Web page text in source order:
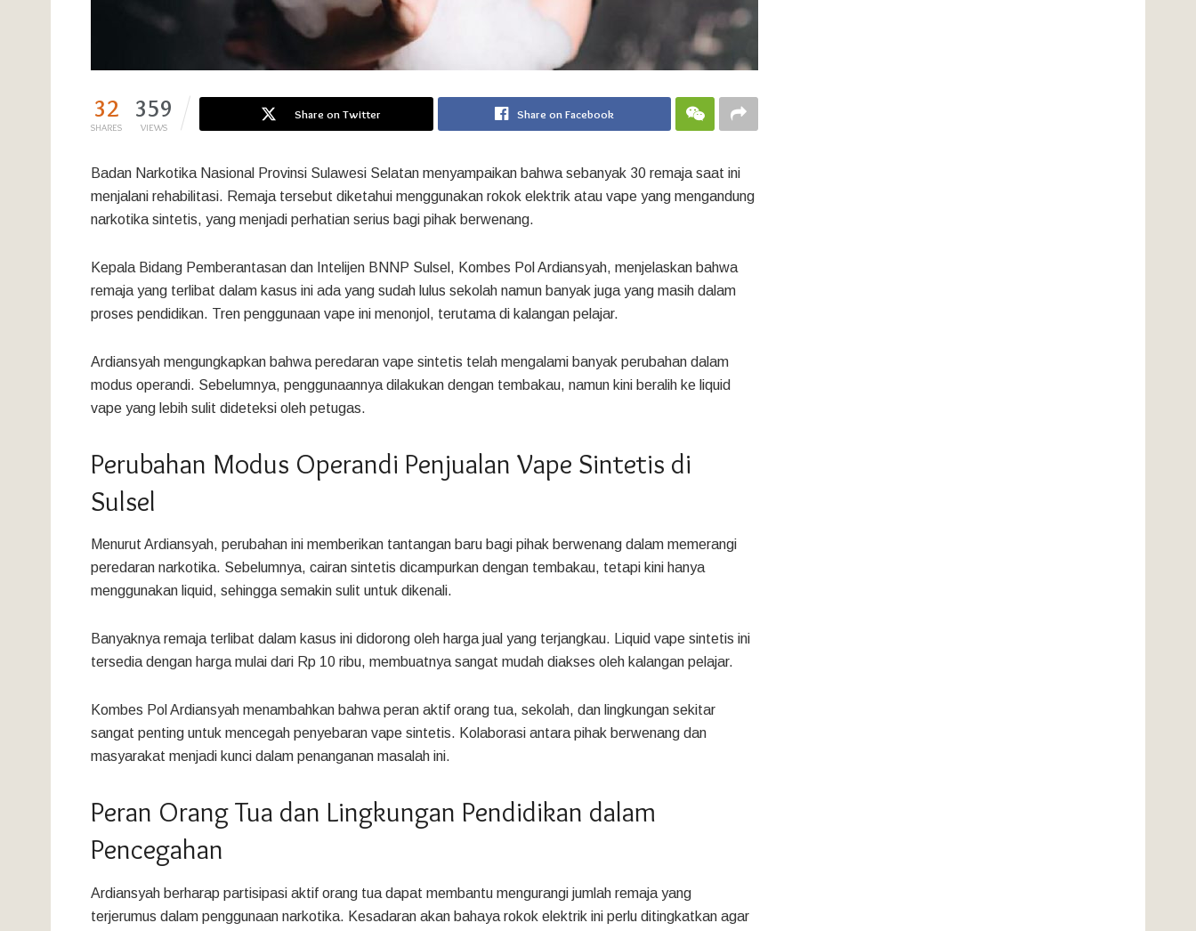
32
SHARES
359
VIEWS
Share on Twitter Share on Facebook
Badan Narkotika Nasional Provinsi Sulawesi Selatan menyampaikan bahwa sebanyak 30 remaja saat ini
menjalani rehabilitasi. Remaja tersebut diketahui menggunakan rokok elektrik atau vape yang mengandung
narkotika sintetis, yang menjadi perhatian serius bagi pihak berwenang.
Kepala Bidang Pemberantasan dan Intelijen BNNP Sulsel, Kombes Pol Ardiansyah, menjelaskan bahwa
remaja yang terlibat dalam kasus ini ada yang sudah lulus sekolah namun banyak juga yang masih dalam
proses pendidikan. Tren penggunaan vape ini menonjol, terutama di kalangan pelajar.
Ardiansyah mengungkapkan bahwa peredaran vape sintetis telah mengalami banyak perubahan dalam
modus operandi. Sebelumnya, penggunaannya dilakukan dengan tembakau, namun kini beralih ke liquid
vape yang lebih sulit dideteksi oleh petugas.
Perubahan Modus Operandi Penjualan Vape Sintetis di
Sulsel
Menurut Ardiansyah, perubahan ini memberikan tantangan baru bagi pihak berwenang dalam memerangi
peredaran narkotika. Sebelumnya, cairan sintetis dicampurkan dengan tembakau, tetapi kini hanya
menggunakan liquid, sehingga semakin sulit untuk dikenali.
Banyaknya remaja terlibat dalam kasus ini didorong oleh harga jual yang terjangkau. Liquid vape sintetis ini
tersedia dengan harga mulai dari Rp 10 ribu, membuatnya sangat mudah diakses oleh kalangan pelajar.
Kombes Pol Ardiansyah menambahkan bahwa peran aktif orang tua, sekolah, dan lingkungan sekitar
sangat penting untuk mencegah penyebaran vape sintetis. Kolaborasi antara pihak berwenang dan
masyarakat menjadi kunci dalam penanganan masalah ini.
Peran Orang Tua dan Lingkungan Pendidikan dalam
Pencegahan
Ardiansyah berharap partisipasi aktif orang tua dapat membantu mengurangi jumlah remaja yang
terjerumus dalam penggunaan narkotika. Kesadaran akan bahaya rokok elektrik ini perlu ditingkatkan agar